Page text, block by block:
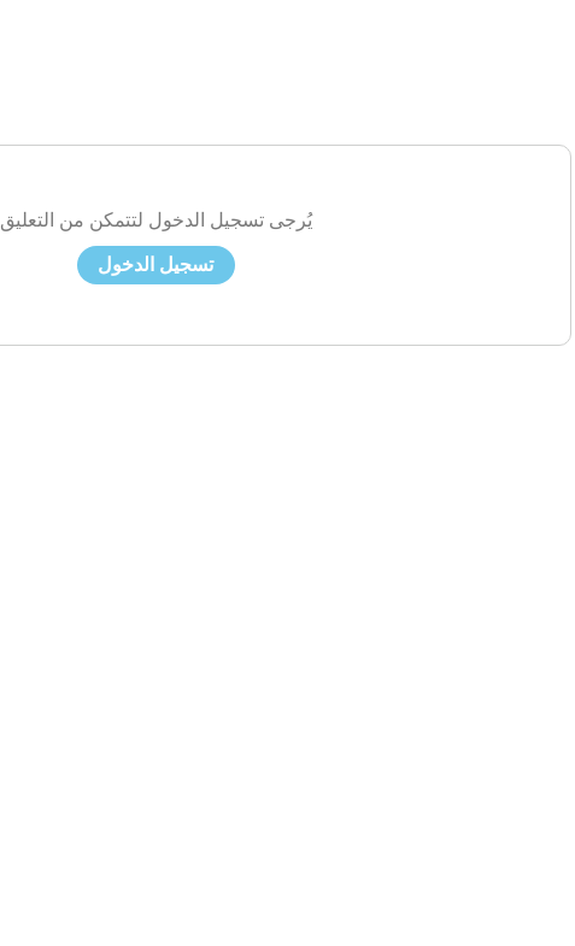
يُرجى تسجيل الدخول لتتمكن من التعليق
تسجيل الدخول